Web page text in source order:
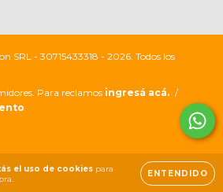
el uso de cookies para
ENTENDIDO
SRL - 30715433318 - 2026. Todos los
Para reclamos ingresá acá. /